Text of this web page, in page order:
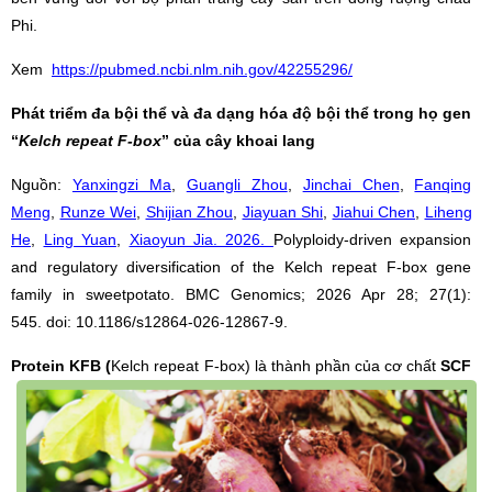
Phi.
Xem https://pubmed.ncbi.nlm.nih.gov/42255296/
Phát triểm đa bội thể và đa dạng hóa độ bội thể trong họ gen
“Kelch repeat F-box” của cây khoai lang
Nguồn: Yanxingzi Ma Guangli Zhou Jinchai Chen
Fanqing
Meng
Runze Wei Shijian Zhou Jiayuan Shi Jiahui Chen
Liheng
He
Ling Yuan Xiaoyun Jia . 2026. Polyploidy-driven expansion
and regulatory diversification of the Kelch repeat F-box gene
family in sweetpotato
BMC Genomics; 2026 Apr 28;
27(1):
545. doi: 10.1186/s12864-026-12867-9.
Protein KFB (Kelch repeat F-box) là thành phần của cơ chấtSCF